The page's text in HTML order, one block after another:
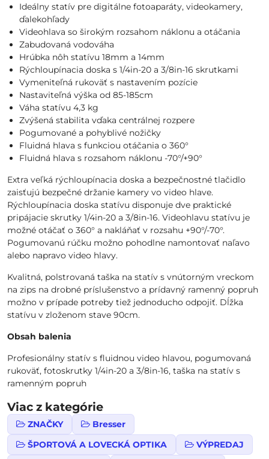
Ideálny statív pre digitálne fotoaparáty, videokamery,
ďalekohľady
Videohlava so širokým rozsahom náklonu a otáčania
Zabudovaná vodováha
Hrúbka nôh statívu 18mm a 14mm
Rýchloupínacia doska s 1/4in-20 a 3/8in-16 skrutkami
Vymeniteľná rukoväť s nastavením pozície
Nastaviteľná výška od 85-185cm
Váha statívu 4,3 kg
Zvýšená stabilita vďaka centrálnej rozpere
Pogumované a pohyblivé nožičky
Fluidná hlava s funkciou otáčania o 360°
Fluidná hlava s rozsahom náklonu -70°/+90°
Extra veľká rýchloupínacia doska a bezpečnostné tlačidlo
zaisťujú bezpečné držanie kamery vo video hlave.
Rýchloupínacia doska statívu disponuje dve praktické
pripájacie skrutky 1/4in-20 a 3/8in-16. Videohlavu statívu je
možné otáčať o 360° a nakláňať v rozsahu +90°/-70°.
Pogumovanú rúčku možno pohodlne namontovať naľavo
alebo napravo video hlavy.
Kvalitná, polstrovaná taška na statív s vnútorným vreckom
na zips na drobné príslušenstvo a prídavný ramenný popruh
možno v prípade potreby tiež jednoducho odpojiť. Dĺžka
statívu v zloženom stave 90cm.
Obsah balenia
Profesionálny statív s fluidnou video hlavou, pogumovaná
rukoväť, fotoskrutky 1/4in-20 a 3/8in-16, taška na statív s
ramenným popruh
Viac z kategórie
ZNAČKY
Bresser
ŠPORTOVÁ A LOVECKÁ OPTIKA
VÝPREDAJ